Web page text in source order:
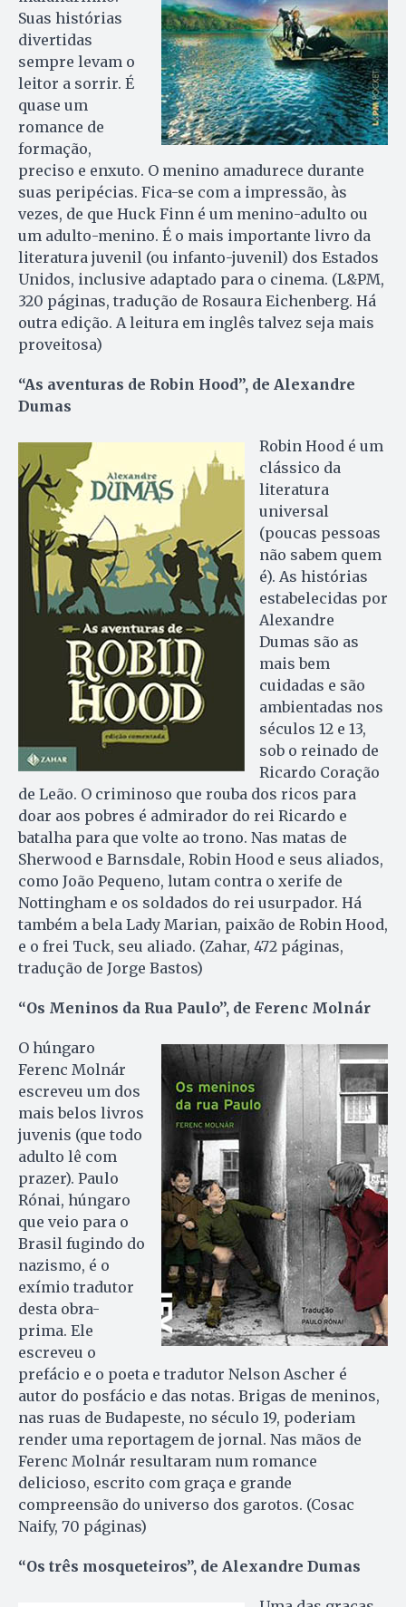
Suas histórias
divertidas
sempre levam o
leitor a sorrir. É
quase um
romance de
formação,
preciso e enxuto. O menino amadurece durante
suas peripécias. Fica-se com a impressão, às
vezes, de que Huck Finn é um menino-adulto ou
um adulto-menino. É o mais importante livro da
literatura juvenil (ou infanto-juvenil) dos Estados
Unidos, inclusive adaptado para o cinema. (L&PM,
320 páginas, tradução de Rosaura Eichenberg. Há
outra edição. A leitura em inglês talvez seja mais
proveitosa)
“As aventuras de Robin Hood”, de Alexandre
Dumas
Robin Hood é um
clássico da
literatura
universal
(poucas pessoas
não sabem quem
é). As histórias
estabelecidas por
Alexandre
Dumas são as
mais bem
cuidadas e são
ambientadas nos
séculos 12 e 13,
sob o reinado de
Ricardo Coração
de Leão. O criminoso que rouba dos ricos para
doar aos pobres é admirador do rei Ricardo e
batalha para que volte ao trono. Nas matas de
Sherwood e Barnsdale, Robin Hood e seus aliados,
como João Pequeno, lutam contra o xerife de
Nottingham e os soldados do rei usurpador. Há
também a bela Lady Marian, paixão de Robin Hood,
e o frei Tuck, seu aliado. (Zahar, 472 páginas,
tradução de Jorge Bastos)
“Os Meninos da Rua Paulo”, de Ferenc Molnár
O húngaro
Ferenc Molnár
escreveu um dos
mais belos livros
juvenis (que todo
adulto lê com
prazer). Paulo
Rónai, húngaro
que veio para o
Brasil fugindo do
nazismo, é o
exímio tradutor
desta obra-
prima. Ele
escreveu o
prefácio e o poeta e tradutor Nelson Ascher é
autor do posfácio e das notas. Brigas de meninos,
nas ruas de Budapeste, no século 19, poderiam
render uma reportagem de jornal. Nas mãos de
Ferenc Molnár resultaram num romance
delicioso, escrito com graça e grande
compreensão do universo dos garotos. (Cosac
Naify, 70 páginas)
“Os três mosqueteiros”, de Alexandre Dumas